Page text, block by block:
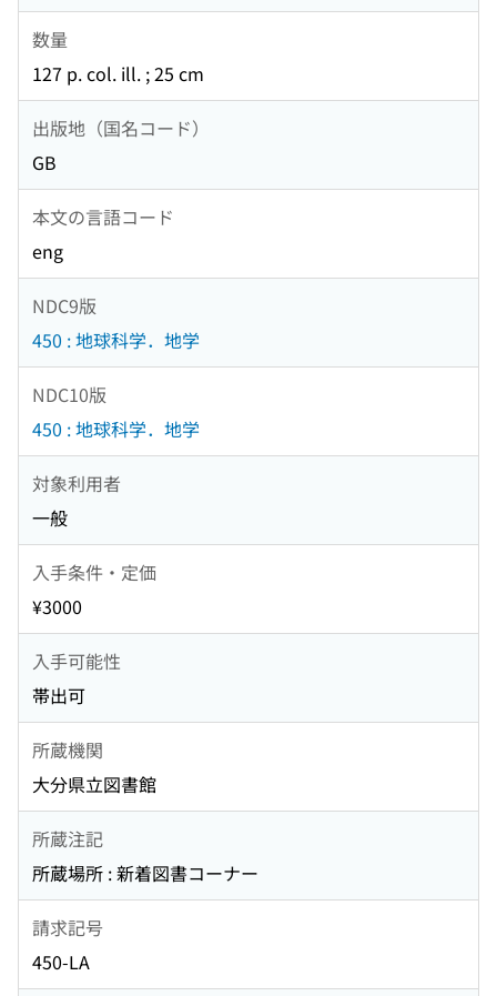
数量
127 p. col. ill. ; 25 cm
出版地（国名コード）
GB
本文の言語コード
eng
NDC9版
450 : 地球科学．地学
NDC10版
450 : 地球科学．地学
対象利用者
一般
入手条件・定価
¥3000
入手可能性
帯出可
所蔵機関
大分県立図書館
所蔵注記
所蔵場所 : 新着図書コーナー
請求記号
450-LA